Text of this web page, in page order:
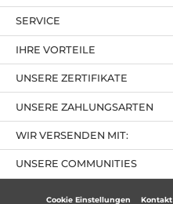
IHRE VORTEILE
UNSERE ZAHLUNGSARTEN
UNSERE ZERTIFIKATE
SERVICE
UNSERE COMMUNITIES
WIR VERSENDEN MIT:
Cookie Einstellungen Kontakt